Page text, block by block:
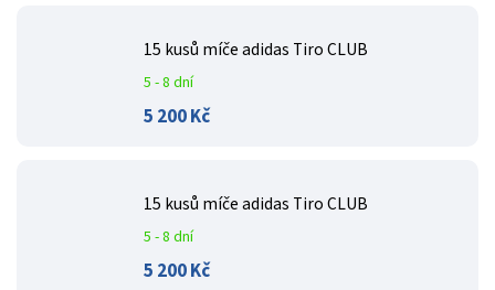
15 kusů míče adidas Tiro CLUB
5 - 8 dní
5 200 Kč
15 kusů míče adidas Tiro CLUB
5 - 8 dní
5 200 Kč